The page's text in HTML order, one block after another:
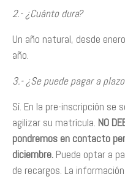
2.- ¿Cuánto dura?
Un año natural, desde
año.
3.- ¿Se puede pagar a
Sí. En la pre-inscripción se
agilizar su matrícula. NO
pondremos en contacto
diciembre. Puede optar a
de recargos. La